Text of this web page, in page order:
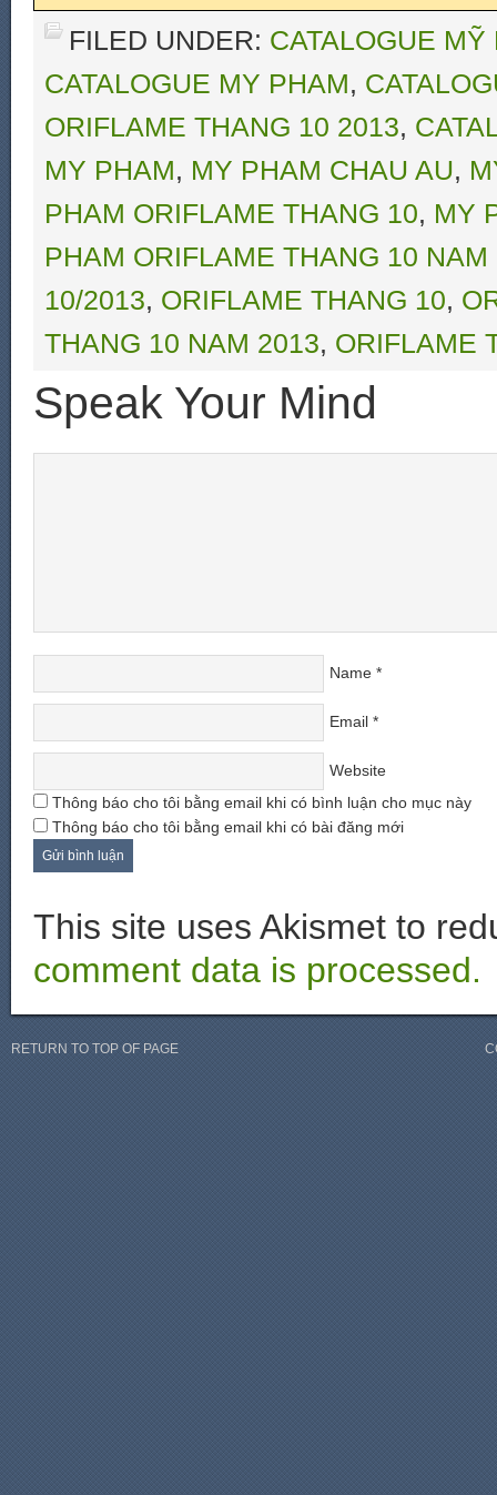
FILED UNDER: CATALOGUE
CATALOGUE MY PHAM,
ORIFLAME THANG 10 2013,
MY PHAM, MY PHAM CHAU AU,
PHAM ORIFLAME THANG 10, MY
PHAM ORIFLAME THANG 10 NAM
10/2013, ORIFLAME THANG 10,
THANG 10 NAM 2013, ORIFLAME
Speak Your Mind
Name *
Email *
Website
Thông báo cho tôi bằng email khi có bình luận cho mục này
Thông báo cho tôi bằng email khi có bài đăng mới
This site uses Akismet to
comment data is processed.
RETURN TO TOP OF PAGE